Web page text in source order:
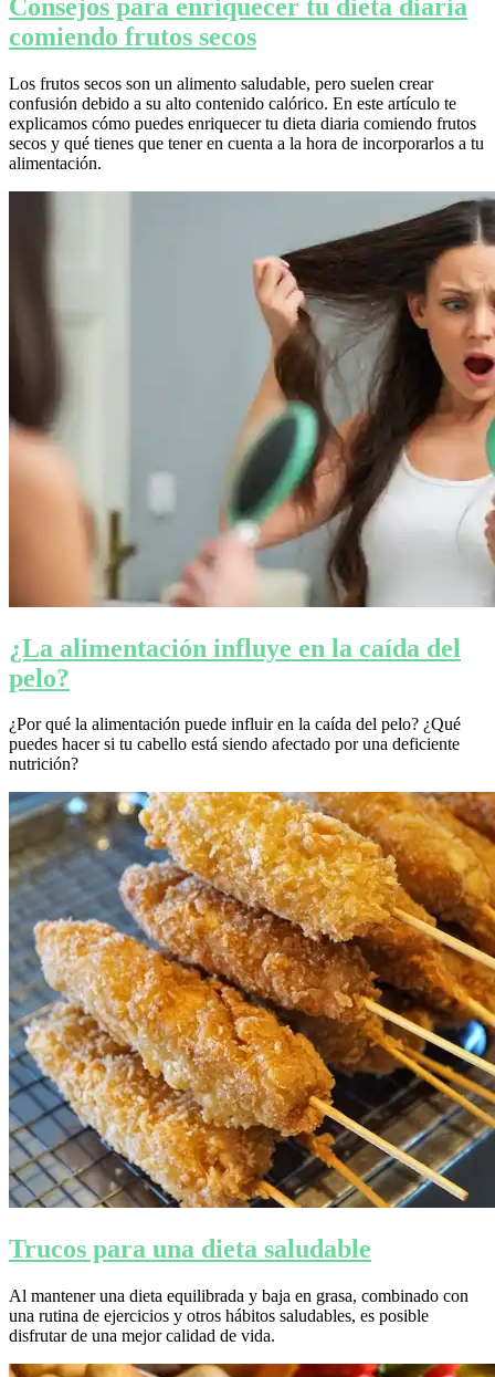
Consejos para enriquecer tu dieta diaria
comiendo frutos secos
Los frutos secos son un alimento saludable, pero suelen crear
confusión debido a su alto contenido calórico. En este artículo te
explicamos cómo puedes enriquecer tu dieta diaria comiendo frutos
secos y qué tienes que tener en cuenta a la hora de incorporarlos a tu
alimentación.
¿La alimentación influye en la caída del
pelo?
¿Por qué la alimentación puede influir en la caída del pelo? ¿Qué
puedes hacer si tu cabello está siendo afectado por una deficiente
nutrición?
Trucos para una dieta saludable
Al mantener una dieta equilibrada y baja en grasa, combinado con
una rutina de ejercicios y otros hábitos saludables, es posible
disfrutar de una mejor calidad de vida.